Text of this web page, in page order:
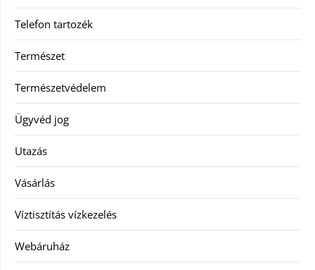
Telefon tartozék
Természet
Természetvédelem
Ügyvéd jog
Utazás
Vásárlás
Víztisztítás vízkezelés
Webáruház